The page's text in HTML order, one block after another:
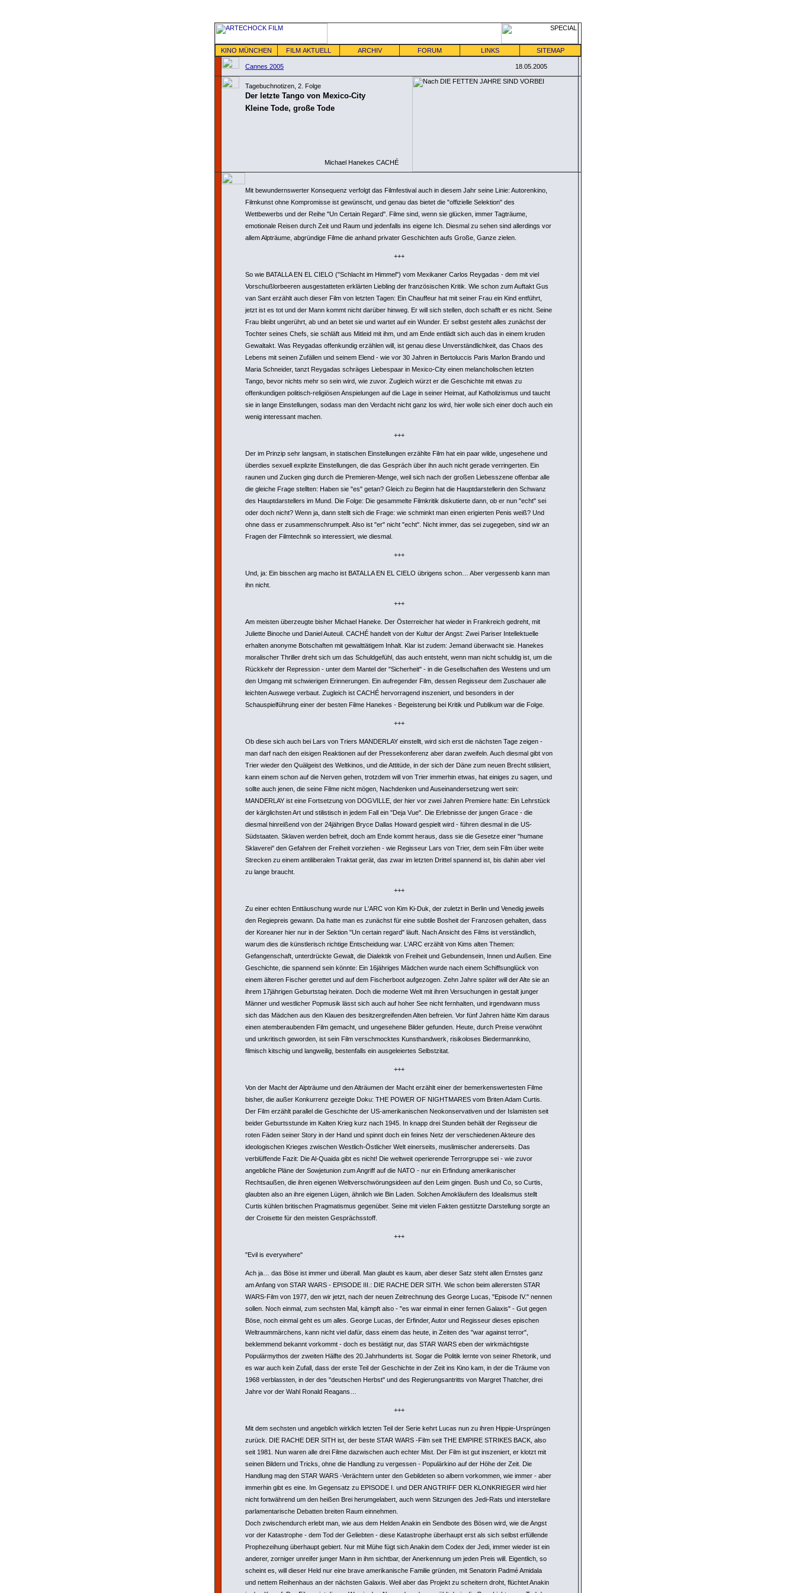
KINO MÜNCHEN FILM AKTUELL ARCHIV FORUM LINKS SITEMAP
Cannes 2005 18.05.2005
Tagebuchnotizen, 2. Folge
Der letzte Tango von Mexico-City
Kleine Tode, große Tode
Michael Hanekes CACHÉ
Mit bewundernswerter Konsequenz verfolgt das Filmfestival auch in diesem Jahr seine Linie: Autorenkino,
Filmkunst ohne Kompromisse ist gewünscht, und genau das bietet die "offizielle Selektion" des
Wettbewerbs und der Reihe "Un Certain Regard". Filme sind, wenn sie glücken, immer Tagträume,
emotionale Reisen durch Zeit und Raum und jedenfalls ins eigene Ich. Diesmal zu sehen sind allerdings vor
allem Alpträume, abgründige Filme die anhand privater Geschichten aufs Große, Ganze zielen.
+++
So wie BATALLA EN EL CIELO ("Schlacht im Himmel") vom Mexikaner Carlos Reygadas - dem mit viel
Vorschußlorbeeren ausgestatteten erklärten Liebling der französischen Kritik. Wie schon zum Auftakt Gus
van Sant erzählt auch dieser Film von letzten Tagen: Ein Chauffeur hat mit seiner Frau ein Kind entführt,
jetzt ist es tot und der Mann kommt nicht darüber hinweg. Er will sich stellen, doch schafft er es nicht. Seine
Frau bleibt ungerührt, ab und an betet sie und wartet auf ein Wunder. Er selbst gesteht alles zunächst der
Tochter seines Chefs, sie schläft aus Mitleid mit ihm, und am Ende entlädt sich auch das in einem kruden
Gewaltakt. Was Reygadas offenkundig erzählen will, ist genau diese Unverständlichkeit, das Chaos des
Lebens mit seinen Zufällen und seinem Elend - wie vor 30 Jahren in Bertoluccis Paris Marlon Brando und
Maria Schneider, tanzt Reygadas schräges Liebespaar in Mexico-City einen melancholischen letzten
Tango, bevor nichts mehr so sein wird, wie zuvor. Zugleich würzt er die Geschichte mit etwas zu
offenkundigen politisch-religiösen Anspielungen auf die Lage in seiner Heimat, auf Katholizismus und taucht
sie in lange Einstellungen, sodass man den Verdacht nicht ganz los wird, hier wolle sich einer doch auch ein
wenig interessant machen.
+++
Der im Prinzip sehr langsam, in statischen Einstellungen erzählte Film hat ein paar wilde, ungesehene und
überdies sexuell explizite Einstellungen, die das Gespräch über ihn auch nicht gerade verringerten. Ein
raunen und Zucken ging durch die Premieren-Menge, weil sich nach der großen Liebesszene offenbar alle
die gleiche Frage stellten: Haben sie "es" getan? Gleich zu Beginn hat die Hauptdarstellerin den Schwanz
des Hauptdarstellers im Mund. Die Folge: Die gesammelte Filmkritik diskutierte dann, ob er nun "echt" sei
oder doch nicht? Wenn ja, dann stellt sich die Frage: wie schminkt man einen erigierten Penis weiß? Und
ohne dass er zusammenschrumpelt. Also ist "er" nicht "echt". Nicht immer, das sei zugegeben, sind wir an
Fragen der Filmtechnik so interessiert, wie diesmal.
+++
Und, ja: Ein bisschen arg macho ist BATALLA EN EL CIELO übrigens schon… Aber vergessenb kann man
ihn nicht.
+++
Am meisten überzeugte bisher Michael Haneke. Der Österreicher hat wieder in Frankreich gedreht, mit
Juliette Binoche und Daniel Auteuil. CACHÉ handelt von der Kultur der Angst: Zwei Pariser Intellektuelle
erhalten anonyme Botschaften mit gewalttätigem Inhalt. Klar ist zudem: Jemand überwacht sie. Hanekes
moralischer Thriller dreht sich um das Schuldgefühl, das auch entsteht, wenn man nicht schuldig ist, um die
Rückkehr der Repression - unter dem Mantel der "Sicherheit" - in die Gesellschaften des Westens und um
den Umgang mit schwierigen Erinnerungen. Ein aufregender Film, dessen Regisseur dem Zuschauer alle
leichten Auswege verbaut. Zugleich ist CACHÉ hervorragend inszeniert, und besonders in der
Schauspielführung einer der besten Filme Hanekes - Begeisterung bei Kritik und Publikum war die Folge.
+++
Ob diese sich auch bei Lars von Triers MANDERLAY einstellt, wird sich erst die nächsten Tage zeigen -
man darf nach den eisigen Reaktionen auf der Pressekonferenz aber daran zweifeln. Auch diesmal gibt von
Trier wieder den Quälgeist des Weltkinos, und die Attitüde, in der sich der Däne zum neuen Brecht stilisiert,
kann einem schon auf die Nerven gehen, trotzdem will von Trier immerhin etwas, hat einiges zu sagen, und
sollte auch jenen, die seine Filme nicht mögen, Nachdenken und Auseinandersetzung wert sein:
MANDERLAY ist eine Fortsetzung von DOGVILLE, der hier vor zwei Jahren Premiere hatte: Ein Lehrstück
der kärglichsten Art und stilistisch in jedem Fall ein "Deja Vue". Die Erlebnisse der jungen Grace - die
diesmal hinreißend von der 24jährigen Bryce Dallas Howard gespielt wird - führen diesmal in die US-
Südstaaten. Sklaven werden befreit, doch am Ende kommt heraus, dass sie die Gesetze einer "humane
Sklaverei" den Gefahren der Freiheit vorziehen - wie Regisseur Lars von Trier, dem sein Film über weite
Strecken zu einem antiliberalen Traktat gerät, das zwar im letzten Drittel spannend ist, bis dahin aber viel
zu lange braucht.
+++
Zu einer echten Enttäuschung wurde nur L'ARC von Kim Ki-Duk, der zuletzt in Berlin und Venedig jeweils
den Regiepreis gewann. Da hatte man es zunächst für eine subtile Bosheit der Franzosen gehalten, dass
der Koreaner hier nur in der Sektion "Un certain regard" läuft. Nach Ansicht des Films ist verständlich,
warum dies die künstlerisch richtige Entscheidung war. L'ARC erzählt von Kims alten Themen:
Gefangenschaft, unterdrückte Gewalt, die Dialektik von Freiheit und Gebundensein, Innen und Außen. Eine
Geschichte, die spannend sein könnte: Ein 16jähriges Mädchen wurde nach einem Schiffsunglück von
einem älteren Fischer gerettet und auf dem Fischerboot aufgezogen. Zehn Jahre später will der Alte sie an
ihrem 17jährigen Geburtstag heiraten. Doch die moderne Welt mit ihren Versuchungen in gestalt junger
Männer und westlicher Popmusik lässt sich auch auf hoher See nicht fernhalten, und irgendwann muss
sich das Mädchen aus den Klauen des besitzergreifenden Alten befreien. Vor fünf Jahren hätte Kim daraus
einen atemberaubenden Film gemacht, und ungesehene Bilder gefunden. Heute, durch Preise verwöhnt
und unkritisch geworden, ist sein Film verschmocktes Kunsthandwerk, risikoloses Biedermannkino,
filmisch kitschig und langweilig, bestenfalls ein ausgeleiertes Selbstzitat.
+++
Von der Macht der Alpträume und den Alträumen der Macht erzählt einer der bemerkenswertesten Filme
bisher, die außer Konkurrenz gezeigte Doku: THE POWER OF NIGHTMARES vom Briten Adam Curtis.
Der Film erzählt parallel die Geschichte der US-amerikanischen Neokonservativen und der Islamisten seit
beider Geburtsstunde im Kalten Krieg kurz nach 1945. In knapp drei Stunden behält der Regisseur die
roten Fäden seiner Story in der Hand und spinnt doch ein feines Netz der verschiedenen Akteure des
ideologischen Krieges zwischen Westlich-Östlicher Welt einerseits, muslimischer andererseits. Das
verblüffende Fazit: Die Al-Quaida gibt es nicht! Die weltweit operierende Terrorgruppe sei - wie zuvor
angebliche Pläne der Sowjetunion zum Angriff auf die NATO - nur ein Erfindung amerikanischer
Rechtsaußen, die ihren eigenen Weltverschwörungsideen auf den Leim gingen. Bush und Co, so Curtis,
glaubten also an ihre eigenen Lügen, ähnlich wie Bin Laden. Solchen Amokläufern des Idealismus stellt
Curtis kühlen britischen Pragmatismus gegenüber. Seine mit vielen Fakten gestützte Darstellung sorgte an
der Croisette für den meisten Gesprächsstoff.
+++
"Evil is everywhere"
Ach ja… das Böse ist immer und überall. Man glaubt es kaum, aber dieser Satz steht allen Ernstes ganz
am Anfang von STAR WARS - EPISODE III.: DIE RACHE DER SITH. Wie schon beim allerersten STAR
WARS-Film von 1977, den wir jetzt, nach der neuen Zeitrechnung des George Lucas, "Episode IV." nennen
sollen. Noch einmal, zum sechsten Mal, kämpft also - "es war einmal in einer fernen Galaxis" - Gut gegen
Böse, noch einmal geht es um alles. George Lucas, der Erfinder, Autor und Regisseur dieses epischen
Weltraummärchens, kann nicht viel dafür, dass einem das heute, in Zeiten des "war against terror",
beklemmend bekannt vorkommt - doch es bestätigt nur, das STAR WARS eben der wirkmächtigste
Populärmythos der zweiten Hälfte des 20.Jahrhunderts ist. Sogar die Politik lernte von seiner Rhetorik, und
es war auch kein Zufall, dass der erste Teil der Geschichte in der Zeit ins Kino kam, in der die Träume von
1968 verblassten, in der des "deutschen Herbst" und des Regierungsantritts von Margret Thatcher, drei
Jahre vor der Wahl Ronald Reagans…
+++
Mit dem sechsten und angeblich wirklich letzten Teil der Serie kehrt Lucas nun zu ihren Hippie-Ursprüngen
zurück. DIE RACHE DER SITH ist, der beste STAR WARS -Film seit THE EMPIRE STRIKES BACK, also
seit 1981. Nun waren alle drei Filme dazwischen auch echter Mist. Der Film ist gut inszeniert, er klotzt mit
seinen Bildern und Tricks, ohne die Handlung zu vergessen - Populärkino auf der Höhe der Zeit. Die
Handlung mag den STAR WARS -Verächtern unter den Gebildeten so albern vorkommen, wie immer - aber
immerhin gibt es eine. Im Gegensatz zu EPISODE I. und DER ANGTRIFF DER KLONKRIEGER wird hier
nicht fortwährend um den heißen Brei herumgelabert, auch wenn Sitzungen des Jedi-Rats und interstellare
parlamentarische Debatten breiten Raum einnehmen.
Doch zwischendurch erlebt man, wie aus dem Helden Anakin ein Sendbote des Bösen wird, wie die Angst
vor der Katastrophe - dem Tod der Geliebten - diese Katastrophe überhaupt erst als sich selbst erfüllende
Prophezeihung überhaupt gebiert. Nur mit Mühe fügt sich Anakin dem Codex der Jedi, immer wieder ist ein
anderer, zorniger unreifer junger Mann in ihm sichtbar, der Anerkennung um jeden Preis will. Eigentlich, so
scheint es, will dieser Held nur eine brave amerikanische Familie gründen, mit Senatorin Padmé Amidala
und nettem Reihenhaus an der nächsten Galaxis. Weil aber das Projekt zu scheitern droht, flüchtet Anakin